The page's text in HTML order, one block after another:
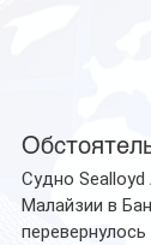
Судно
Малайзии в